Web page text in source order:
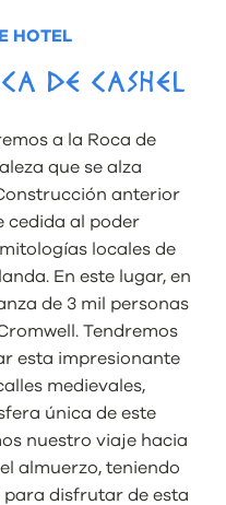
HOTEL
DE CASHEL
a la Roca de
que se alza
anterior
cedida al poder
locales de
En este lugar, en
de 3 mil personas
Tendremos
esta impresionante
medievales,
única de este
nuestro viaje hacia
almuerzo, teniendo
para disfrutar de esta